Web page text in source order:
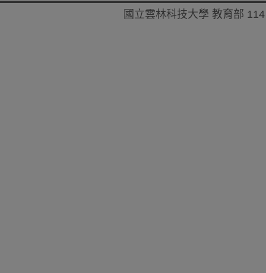
國立雲林科技大學 教育部